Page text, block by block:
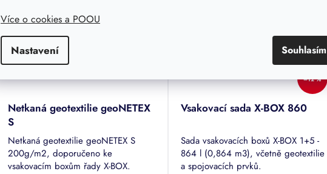
Více o cookies a POOU
Nastavení Souhlasím
Netkaná geotextilie geoNETEX
S
Netkaná geotextilie geoNETEX S
200g/m2, doporučeno ke
vsakovacím boxům řady X-BOX.
–12 %
Vsakovací sada X-BOX 860
Sada vsakovacích boxů X-BOX 1+5 -
864 l (0,864 m3), včetně geotextilie
a spojovacích prvků.